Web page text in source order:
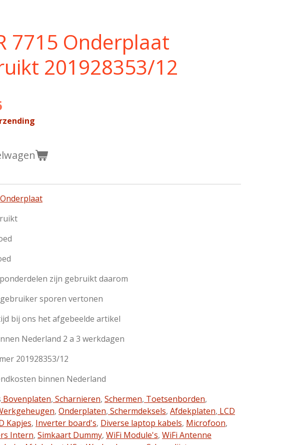
7715 Onderplaat
201928353/12
Onderplaat
zijn gebruikt daarom
sporen vertonen
bij ons het afgebeelde artikel
Nederland 2 a 3 werkdagen
201928353/12
binnen Nederland
Bovenplaten, Scharnieren, Schermen, Toetsenborden,
, Onderplaten, Schermdeksels, Afdekplaten, LCD
Kapjes, Inverter board's, Diverse laptop kabels, Microfoon,
Intern, Simkaart Dummy, WiFi Module's, WiFi Antenne